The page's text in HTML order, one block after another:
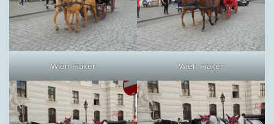
Wien Fiaker Wien Fiaker